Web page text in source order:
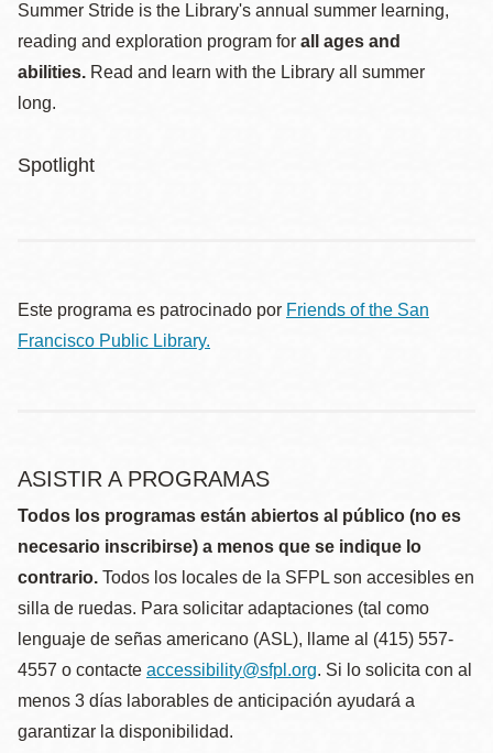
Summer Stride is the Library's annual summer learning,
reading and exploration program for all ages and
abilities. Read and learn with the Library all summer
long.
Spotlight
Este programa es patrocinado por Friends of the San
Francisco Public Library.
ASISTIR A PROGRAMAS
Todos los programas están abiertos al público (no es
necesario inscribirse) a menos que se indique lo
contrario. Todos los locales de la SFPL son accesibles en
silla de ruedas. Para solicitar adaptaciones (tal como
lenguaje de señas americano (ASL), llame al (415) 557-
4557 o contacte accessibility@sfpl.org. Si lo solicita con al
menos 3 días laborables de anticipación ayudará a
garantizar la disponibilidad.